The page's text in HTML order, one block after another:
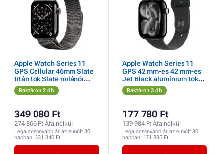
Apple Watch Series 11
GPS Cellular 46mm Slate
titán tok Slate milánói
hurokkal - S/M
Raktáron 2 db
349 080 Ft
274 866 Ft Áfa nélkül
Legalacsonyabb ár az elmúlt 30
napban: 331 340 Ft
Apple Watch Series 11
GPS 42 mm-es 42 mm-es
Jet Black alumínium tok
fekete sportpánttal - S/M
Raktáron 3 db
177 780 Ft
139 984 Ft Áfa nélkül
Legalacsonyabb ár az elmúlt 30
napban: 171 885 Ft